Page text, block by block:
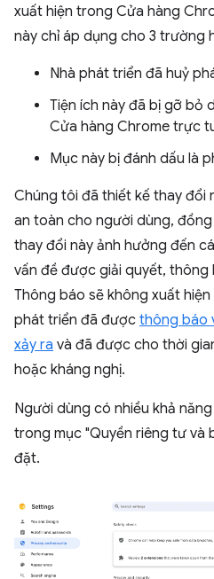
xuất hiện trong Cửa hàng
này chỉ áp dụng cho 3 trường
Nhà phát triển đã huỷ
Tiện ích này đã bị gỡ bỏ
Cửa hàng Chrome trực
Mục này bị đánh dấu là
Chúng tôi đã thiết kế thay đổi
an toàn cho người dùng,
thay đổi này ảnh hưởng đến
vấn đề được giải quyết,
Thông báo sẽ không xuất
phát triển đã được thông báo
xảy ra và đã được cho thời
hoặc kháng nghị.
Người dùng có nhiều khả
trong mục "Quyền riêng tư và
đặt.